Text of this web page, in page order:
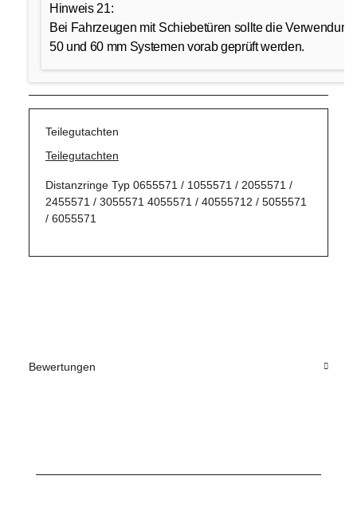
Hinweis 21:
Bei Fahrzeugen mit Schiebetüren sollte die Verwendung
50 und 60 mm Systemen vorab geprüft werden.
Teilegutachten
Teilegutachten
Distanzringe Typ 0655571 / 1055571 / 2055571 /
2455571 / 3055571 4055571 / 40555712 / 5055571
/ 6055571
Bewertungen